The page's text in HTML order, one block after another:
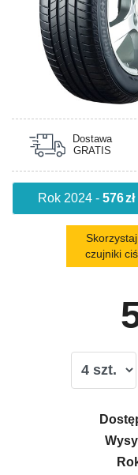
Dostawa
GRATIS
Rok 2024 -576zł
czujniki